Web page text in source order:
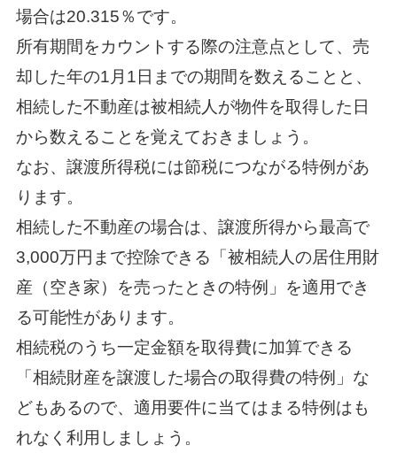
場合は20.315％です。
所有期間をカウントする際の注意点として、売
却した年の1月1日までの期間を数えることと、
相続した不動産は被相続人が物件を取得した日
から数えることを覚えておきましょう。
なお、譲渡所得税には節税につながる特例があ
ります。
相続した不動産の場合は、譲渡所得から最高で
3,000万円まで控除できる「被相続人の居住用財
産（空き家）を売ったときの特例」を適用でき
る可能性があります。
相続税のうち一定金額を取得費に加算できる
「相続財産を譲渡した場合の取得費の特例」な
どもあるので、適用要件に当てはまる特例はも
れなく利用しましょう。